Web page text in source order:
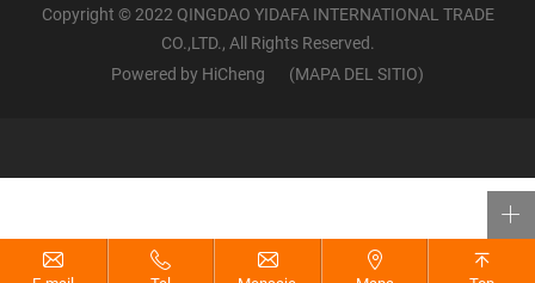
Copyright © 2022 QINGDAO YIDAFA INTERNATIONAL TRADE
CO.,LTD., All Rights Reserved.
Powered by HiCheng
(MAPA DEL SITIO)